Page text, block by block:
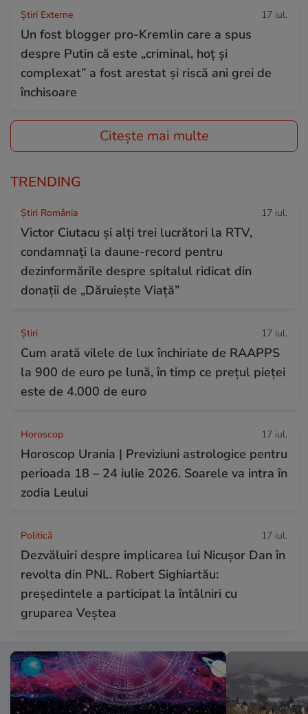
Știri Externe 17 iul.
Un fost blogger pro-Kremlin care a spus
despre Putin că este „criminal, hoț și
complexat” a fost arestat și riscă ani grei de
închisoare
Citește mai multe
TRENDING
Știri România 17 iul.
Victor Ciutacu și alți trei lucrători la RTV,
condamnați la daune-record pentru
dezinformările despre spitalul ridicat din
donații de „Dăruiește Viață”
Ştiri 17 iul.
Cum arată vilele de lux închiriate de RAAPPS
la 900 de euro pe lună, în timp ce prețul pieței
este de 4.000 de euro
Horoscop 17 iul.
Horoscop Urania | Previziuni astrologice pentru
perioada 18 – 24 iulie 2026. Soarele va intra în
zodia Leului
Politică 17 iul.
Dezvăluiri despre implicarea lui Nicușor Dan în
revolta din PNL. Robert Sighiartău:
președintele a participat la întâlniri cu
gruparea Veștea